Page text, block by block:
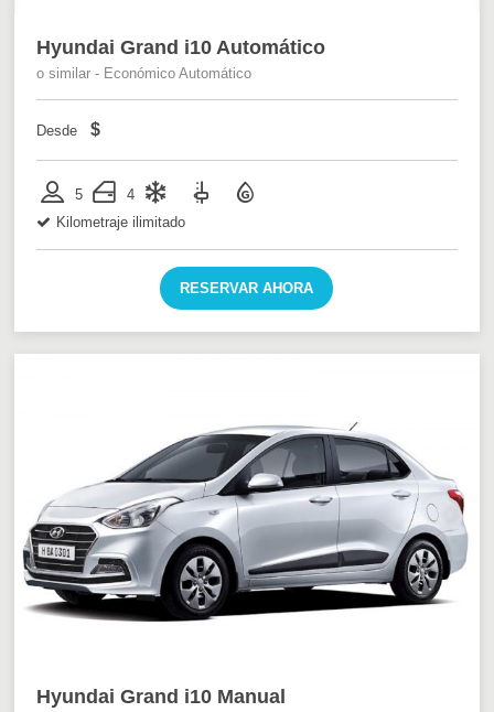
Hyundai Grand i10 Automático
o similar - Económico Automático
Desde $
5
4
Kilometraje ilimitado
RESERVAR AHORA
Hyundai Grand i10 Manual